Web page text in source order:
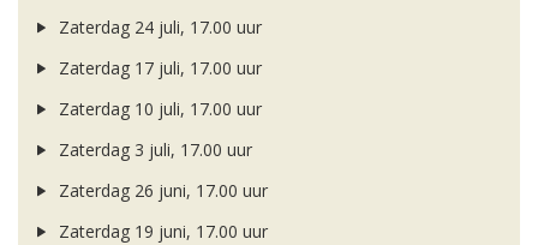
Zaterdag 24 juli, 17.00 uur
Zaterdag 17 juli, 17.00 uur
Zaterdag 10 juli, 17.00 uur
Zaterdag 3 juli, 17.00 uur
Zaterdag 26 juni, 17.00 uur
Zaterdag 19 juni, 17.00 uur